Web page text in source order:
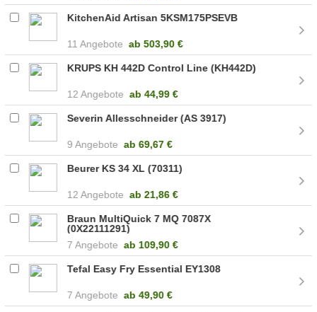
KitchenAid Artisan 5KSM175PSEVB
11 Angebote ab 503,90 €
KRUPS KH 442D Control Line (KH442D)
12 Angebote ab44,99 €
Severin Allesschneider (AS 3917)
9 Angebote ab 69,67 €
Beurer KS 34 XL (70311)
12 Angebote ab 21,86 €
Braun MultiQuick 7 MQ 7087X
(0X22111291)
7 Angebote ab 109,90 €
Tefal Easy Fry Essential EY1308
7 Angebote ab49,90 €